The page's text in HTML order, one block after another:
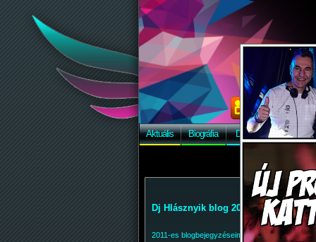
Aktuális Biográfia Discográfia Képek
Dj Hlásznyik blog 2011
2011-es blogbejegyzéseim. (Fordított